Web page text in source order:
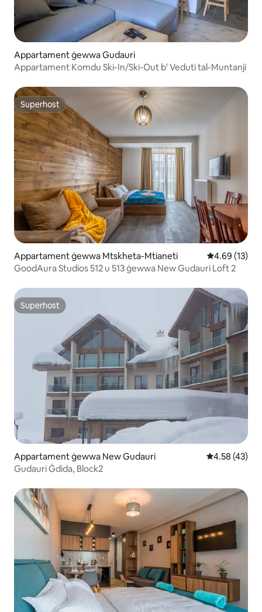
Appartament ġewwa Gudauri
Appartament Komdu Ski-In/Ski-Out b' Veduti tal-Muntanji
Superhost
Superhost
Appartament ġewwa Mtskheta-Mtianeti Rating
4.69 (13)
GoodAura Studios 512 u 513 ġewwa New Gudauri Loft 2
Superhost
Superhost
Appartament ġewwa New Gudauri Rating
4.58 (43)
Gudauri Ġdida, Block2